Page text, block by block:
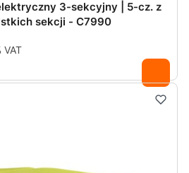
3-sekcyjny | 5-cz. z
sekcji - C7990
VAT